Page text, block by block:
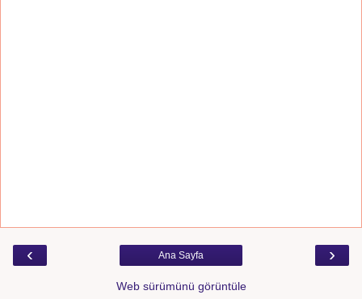
‹ ›
Ana Sayfa
Web sürümünü görüntüle